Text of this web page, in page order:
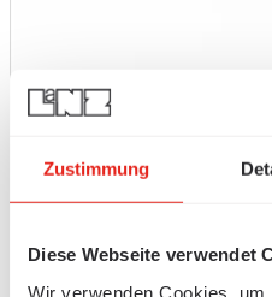
Zustimmung
Diese Webseite verwendet
Wir verwenden Cookies, um